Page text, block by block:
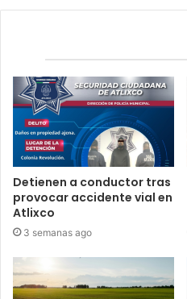
Detienen a conductor tras
provocar accidente vial en
Atlixco
3 semanas ago